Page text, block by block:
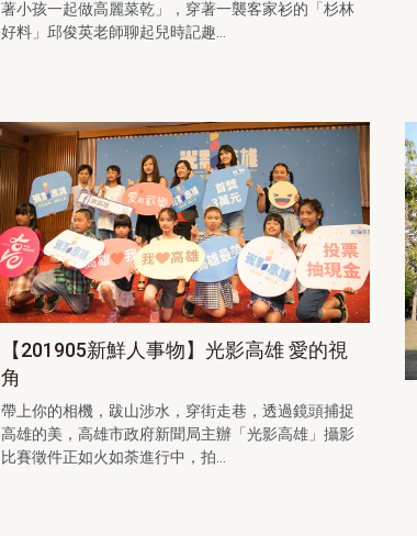
著小孩一起做高麗菜乾」，穿著一襲客家衫的「杉林
好料」邱俊英老師聊起兒時記趣...
【201905新鮮人事物】光影高雄 愛的視
角
帶上你的相機，跋山涉水，穿街走巷，透過鏡頭捕捉
高雄的美，高雄市政府新聞局主辦「光影高雄」攝影
比賽徵件正如火如荼進行中，拍...